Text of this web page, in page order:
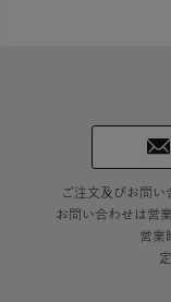
ご注文及びお問い
お問い合わせは営
営業